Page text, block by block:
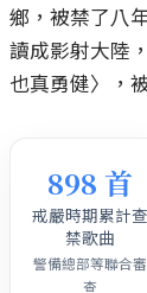
鄉，被禁了八
讀成影射大陸
也真勇健〉，
898 首
戒嚴時期累計查
禁歌曲
警備總部等聯合審
查